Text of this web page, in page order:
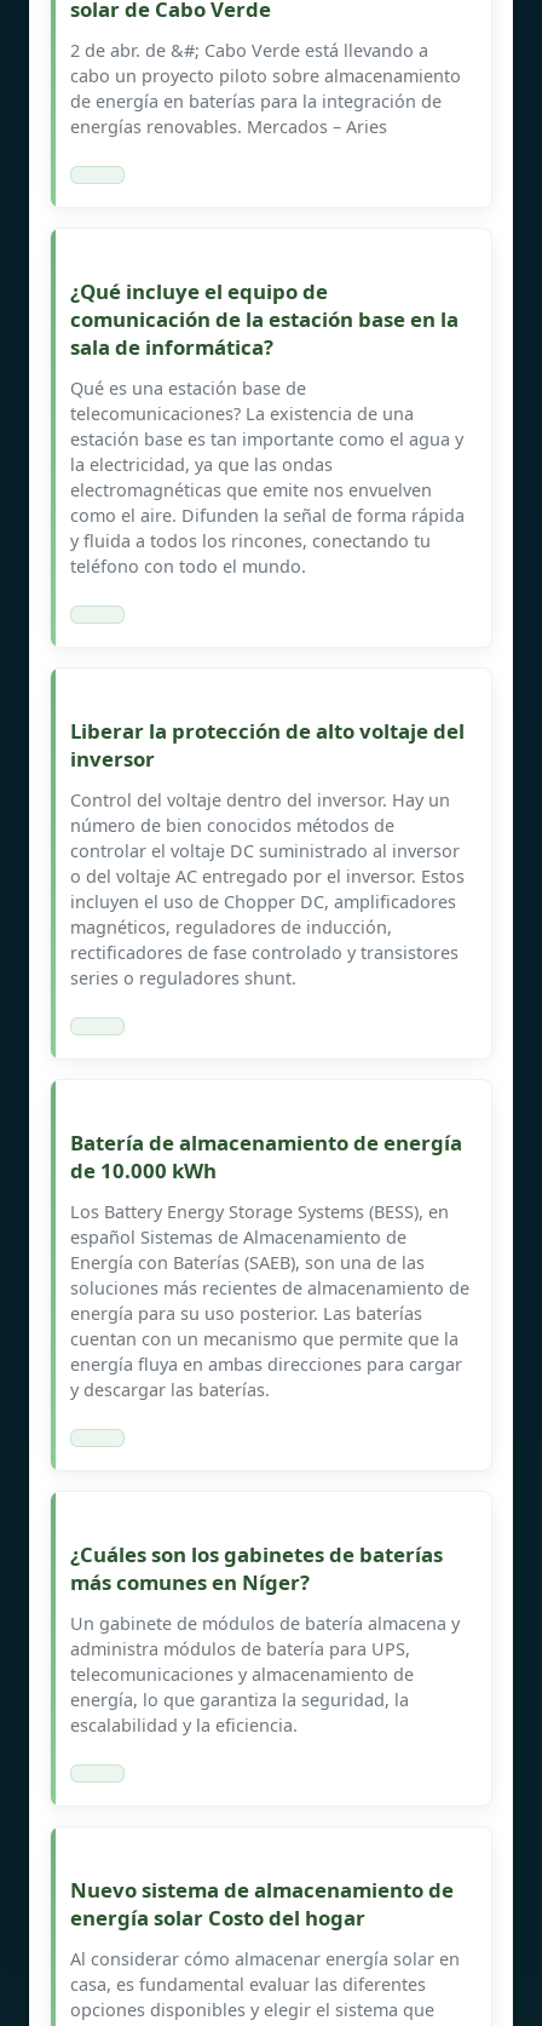
solar de Cabo Verde
2 de abr. de &#; Cabo Verde está llevando a
cabo un proyecto piloto sobre almacenamiento
de energía en baterías para la integración de
energías renovables. Mercados – Aries
¿Qué incluye el equipo de
comunicación de la estación base en la
sala de informática?
Qué es una estación base de
telecomunicaciones? La existencia de una
estación base es tan importante como el agua y
la electricidad, ya que las ondas
electromagnéticas que emite nos envuelven
como el aire. Difunden la señal de forma rápida
y fluida a todos los rincones, conectando tu
teléfono con todo el mundo.
Liberar la protección de alto voltaje del
inversor
Control del voltaje dentro del inversor. Hay un
número de bien conocidos métodos de
controlar el voltaje DC suministrado al inversor
o del voltaje AC entregado por el inversor. Estos
incluyen el uso de Chopper DC, amplificadores
magnéticos, reguladores de inducción,
rectificadores de fase controlado y transistores
series o reguladores shunt.
Batería de almacenamiento de energía
de 10.000 kWh
Los Battery Energy Storage Systems (BESS), en
español Sistemas de Almacenamiento de
Energía con Baterías (SAEB), son una de las
soluciones más recientes de almacenamiento de
energía para su uso posterior. Las baterías
cuentan con un mecanismo que permite que la
energía fluya en ambas direcciones para cargar
y descargar las baterías.
¿Cuáles son los gabinetes de baterías
más comunes en Níger?
Un gabinete de módulos de batería almacena y
administra módulos de batería para UPS,
telecomunicaciones y almacenamiento de
energía, lo que garantiza la seguridad, la
escalabilidad y la eficiencia.
Nuevo sistema de almacenamiento de
energía solar Costo del hogar
Al considerar cómo almacenar energía solar en
casa, es fundamental evaluar las diferentes
opciones disponibles y elegir el sistema que